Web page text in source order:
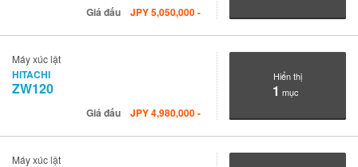
Giá đấu JPY5,050,000-
Máy xúc lật
HITACHI
ZW120
Giá đấu JPY4,980,000-
Hiển thị
1 mục
Máy xúc lật